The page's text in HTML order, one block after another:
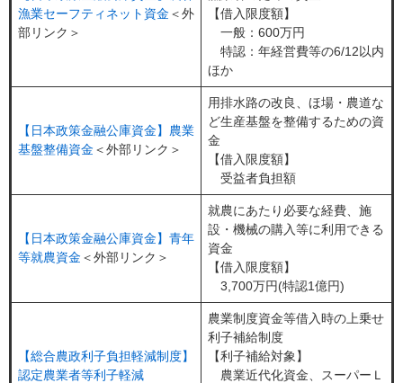
漁業セーフティネット資金 ＜外
部リンク＞
【借入限度額】
一般：600万円
特認：年経営費等の6/12以内
ほか
【日本政策金融公庫資金】農業
基盤整備資金 ＜外部リンク＞
用排水路の改良、ほ場・農道な
ど生産基盤を整備するための資
金
【借入限度額】
受益者負担額
【日本政策金融公庫資金】青年
等就農資金 ＜外部リンク＞
就農にあたり必要な経費、施
設・機械の購入等に利用できる
資金
【借入限度額】
3,700万円(特認1億円)
【総合農政利子負担軽減制度】
認定農業者等利子軽減
農業制度資金等借入時の上乗せ
利子補給制度
【利子補給対象】
農業近代化資金、スーパーＬ